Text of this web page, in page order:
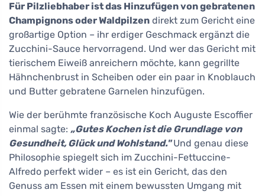
Für Pilzliebhaber ist das Hinzufügen von gebratenen
Champignons oder Waldpilzen direkt zum Gericht eine
großartige Option – ihr erdiger Geschmack ergänzt die
Zucchini-Sauce hervorragend. Und wer das Gericht mit
tierischem Eiweiß anreichern möchte, kann gegrillte
Hähnchenbrust in Scheiben oder ein paar in Knoblauch
und Butter gebratene Garnelen hinzufügen.
Wie der berühmte französische Koch Auguste Escoffier
einmal sagte: „Gutes Kochen ist die Grundlage von
Gesundheit, Glück und Wohlstand."Und genau diese
Philosophie spiegelt sich im Zucchini-Fettuccine-
Alfredo perfekt wider – es ist ein Gericht, das den
Genuss am Essen mit einem bewussten Umgang mit